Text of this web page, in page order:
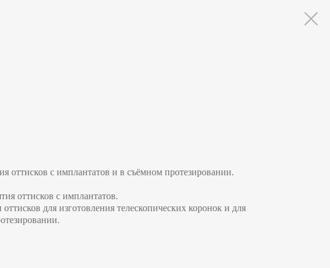
оттисков с имплантатов и в съёмном протезировании.
оттисков с имплантатов.
для изготовления телескопических коронок и для